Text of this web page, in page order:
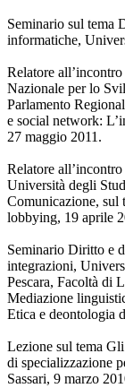
Seminario sul tema
informatiche,
Relatore
Nazionale per lo
Parlamento
e social network:
27 maggio 2011.
Relatore
Università degli
Comunicazione, sul
lobbying, 19 aprile
Seminario Diritto e
integrazioni,
Pescara, Facoltà di
Mediazione
Etica e deontologia
Lezione sul tema
di specializzazione
Sassari, 9 marzo